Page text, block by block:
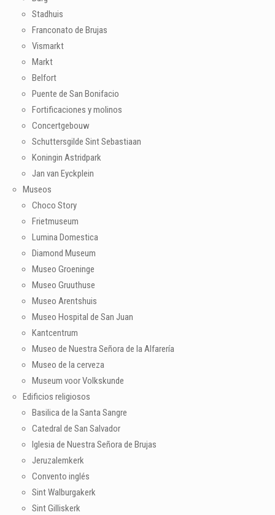
Stadhuis
Franconato de Brujas
Vismarkt
Markt
Belfort
Puente de San Bonifacio
Fortificaciones y molinos
Concertgebouw
Schuttersgilde Sint Sebastiaan
Koningin Astridpark
Jan van Eyckplein
Museos
Choco Story
Frietmuseum
Lumina Domestica
Diamond Museum
Museo Groeninge
Museo Gruuthuse
Museo Arentshuis
Museo Hospital de San Juan
Kantcentrum
Museo de Nuestra Señora de la Alfarería
Museo de la cerveza
Museum voor Volkskunde
Edificios religiosos
Basilica de la Santa Sangre
Catedral de San Salvador
Iglesia de Nuestra Señora de Brujas
Jeruzalemkerk
Convento inglés
Sint Walburgakerk
Sint Gilliskerk